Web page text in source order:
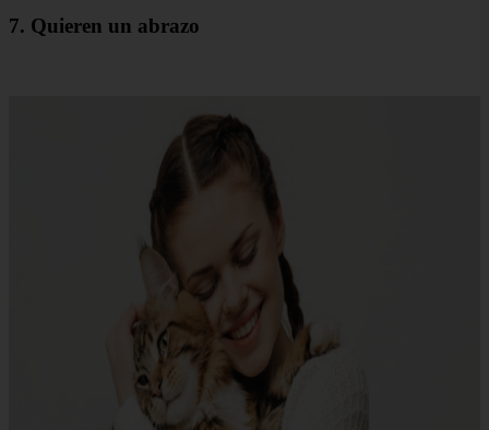
7. Quieren un abrazo